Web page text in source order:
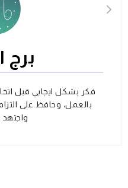
برج
فكر بشكل ايجابي قبل
بالعمل، وحافظ على